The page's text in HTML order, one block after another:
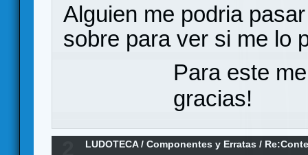
Alguien me podria
sobre para ver si me lo
Para este
gracias!
LUDOTECA/Componentes y Erratas /